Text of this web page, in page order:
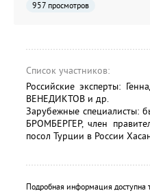
957 просмотров
Список участников:
Российские эксперты:
ВЕНЕДИКТОВ и др.
Зарубежные специалисты:
БРОМБЕРГЕР, член
посол Турции в России
Подробная информация доступна